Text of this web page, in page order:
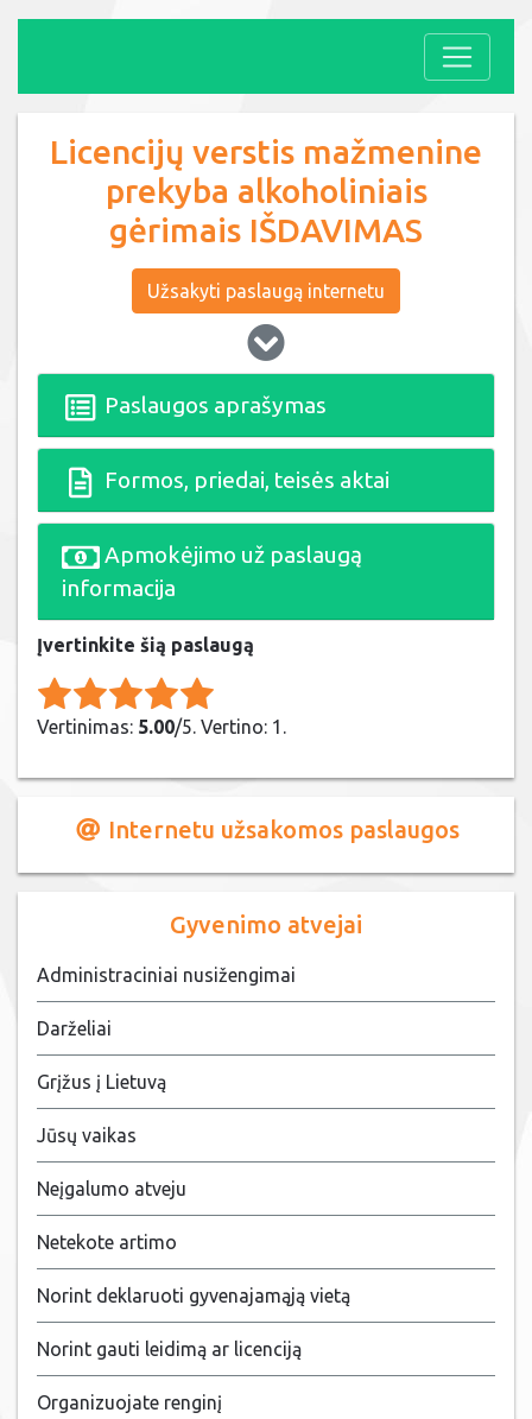
Licencijų verstis mažmenine
prekyba alkoholiniais
gėrimais IŠDAVIMAS
Užsakyti paslaugą internetu
Paslaugos aprašymas
Formos, priedai, teisės aktai
Apmokėjimo už paslaugą
informacija
Įvertinkite šią paslaugą
Rate this item:
Vertinimas: 5.00/5. Vertino: 1.
Internetu užsakomos paslaugos
Gyvenimo atvejai
Administraciniai nusižengimai
Darželiai
Grįžus į Lietuvą
Jūsų vaikas
Neįgalumo atveju
Netekote artimo
Norint deklaruoti gyvenajamąją vietą
Norint gauti leidimą ar licenciją
Organizuojate renginį